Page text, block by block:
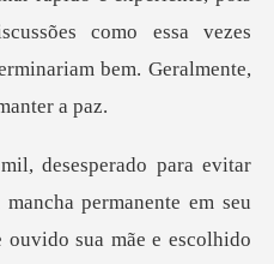
como essa vezes
anente em seu
sua mãe e escolhido